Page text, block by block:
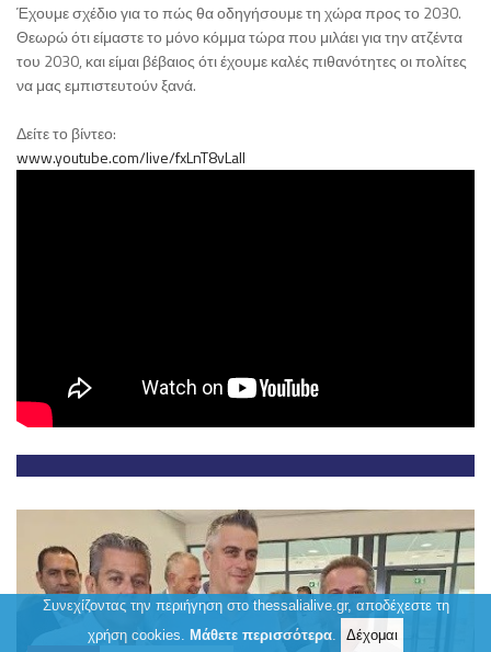
Έχουμε σχέδιο για το πώς θα οδηγήσουμε τη χώρα προς το 2030.
Θεωρώ ότι είμαστε το μόνο κόμμα τώρα που μιλάει για την ατζέντα
του 2030, και είμαι βέβαιος ότι έχουμε καλές πιθανότητες οι πολίτες
να μας εμπιστευτούν ξανά.
Δείτε το βίντεο:
www.youtube.com/live/fxLnT8vLalI
Συνεχίζοντας την περιήγηση στο thessalialive.gr, αποδέχεστε τη
χρήση cookies. Μάθετε περισσότερα.